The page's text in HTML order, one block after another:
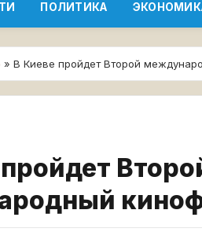
ПОЛИТИКА
» В Киеве пройдет Второй